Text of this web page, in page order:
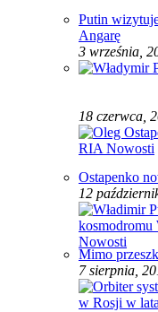
Putin
Angarę
3 września,
18 czerwca,
Ostapenko
12
Mimo
7 sierpnia,